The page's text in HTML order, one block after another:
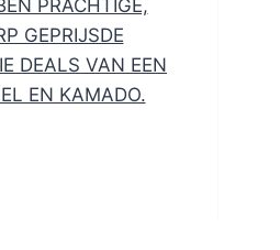
PRACHTIGE,
GEPRIJSDE
DEALS VAN EEN
EN KAMADO.